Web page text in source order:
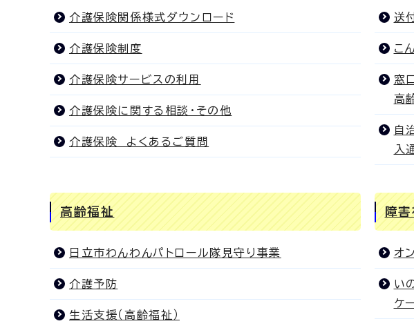
介護保険関係様式ダウンロード
介護保険制度
介護保険サービスの利用
介護保険に関する相談・その他
介護保険 よくあるご質問
送
こ
窓
高
自
入
高齢福祉
日立市わんわんパトロール隊見守り事業
介護予防
生活支援（高齢福祉）
障
オ
い
ケ